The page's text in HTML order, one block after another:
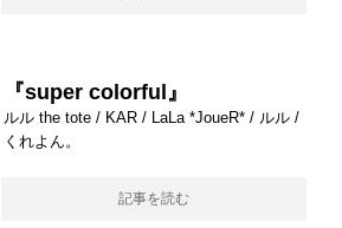
『super colorful』
ルル the tote / KAR / LaLa *JoueR* / ルル /
くれよん。
記事を読む